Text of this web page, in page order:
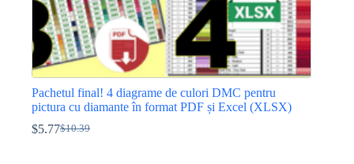
Pachetul final! 4 diagrame de culori DMC pentru
pictura cu diamante în format PDF și Excel (XLSX)
$10.39
Prețul
$5.77Prețul